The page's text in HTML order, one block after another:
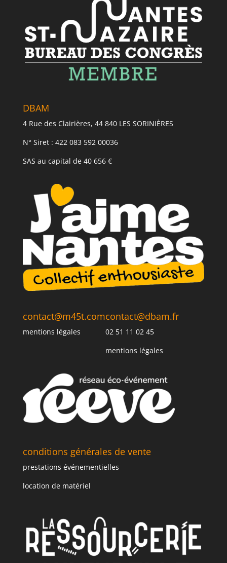
DBAM
4 Rue des Clairières, 44 840 LES SORINIÈRES
N° Siret : 422 083 592 00036
SAS au capital de 40 656 €
contact@m45t.com
mentions légales
contact@dbam.fr
02 51 11 02 45
mentions légales
conditions générales de vente
prestations événementielles
location de matériel